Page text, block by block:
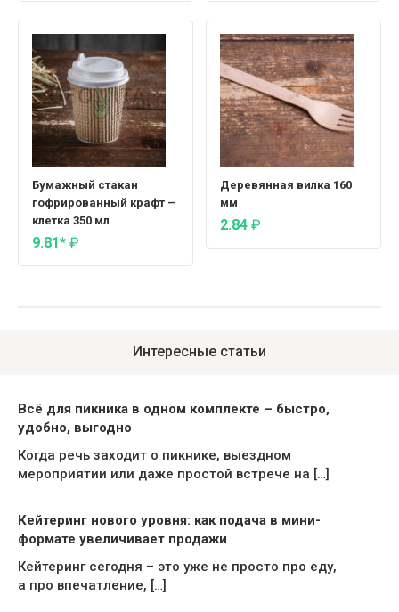
Бумажный стакан
гофрированный крафт –
клетка 350 мл
9.81* ₽
Деревянная вилка 160
мм
2.84 ₽
Интересные статьи
Всё для пикника в одном комплекте – быстро,
удобно, выгодно
Когда речь заходит о пикнике, выездном
мероприятии или даже простой встрече на […]
Кейтеринг нового уровня: как подача в мини-
формате увеличивает продажи
Кейтеринг сегодня – это уже не просто про еду,
а про впечатление, […]